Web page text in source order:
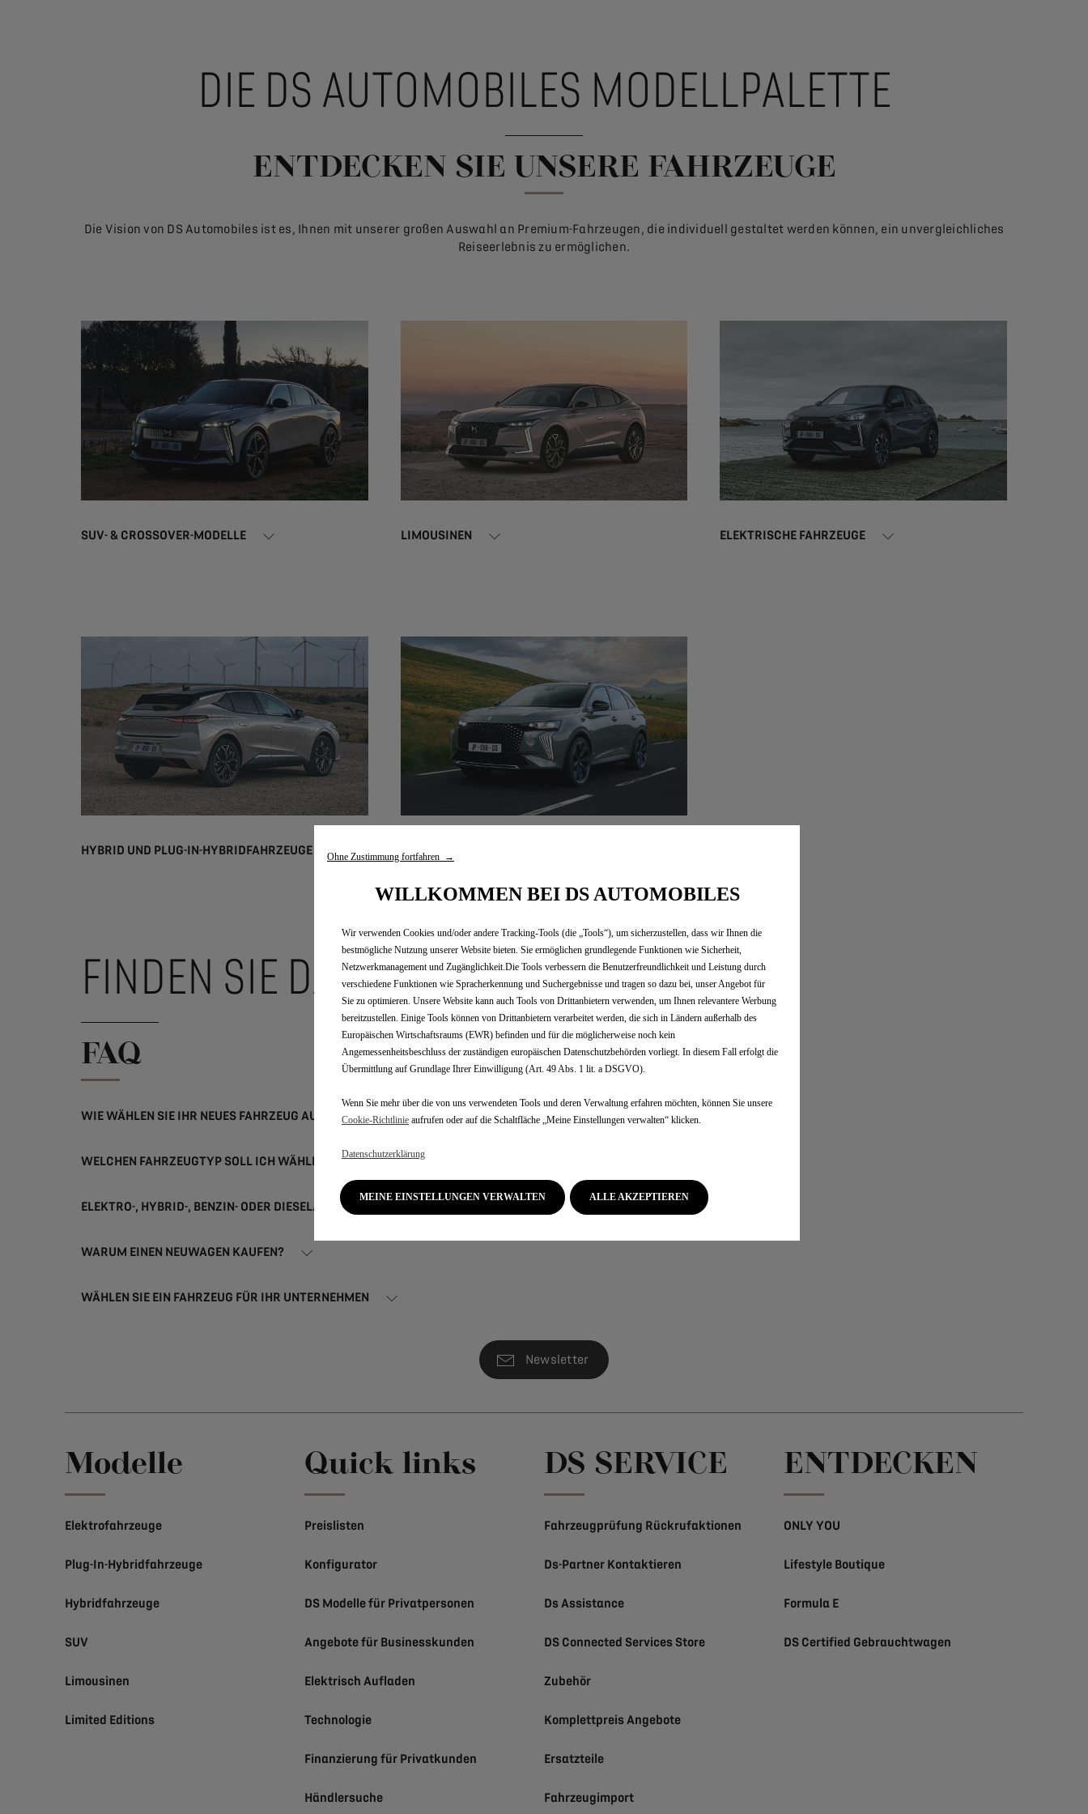
DIE DS AUTOMOBILES MODELLPALETTE
ENTDECKEN SIE UNSERE FAHRZEUGE
Die Vision von DS Automobiles ist es, Ihnen mit unserer großen Auswahl an Premium-Fahrzeugen, die individuell gestaltet werden können, ein unvergleichliches
Reiseerlebnis zu ermöglichen.
SUV- & CROSSOVER-MODELLE LIMOUSINEN ELEKTRISCHE FAHRZEUGE
HYBRID UND PLUG-IN-HYBRIDFAHRZEUGE BUSINESSKUNDEN
FINDEN SIE DAS RICHTIGE FAHRZEUG
FAQ
WIE WÄHLEN SIE IHR NEUES FAHRZEUG AUS?
WELCHEN FAHRZEUGTYP SOLL ICH WÄHLEN?
ELEKTRO-, HYBRID-, BENZIN- ODER DIESELANTRIEB: WELCHER ANTRIEB IST DER RICHTIGE FÜR MICH?
WARUM EINEN NEUWAGEN KAUFEN?
WÄHLEN SIE EIN FAHRZEUG FÜR IHR UNTERNEHMEN
Newsletter
Modelle
Elektrofahrzeuge
Plug-In-Hybridfahrzeuge
Hybridfahrzeuge
SUV
Limousinen
Limited Editions
Quick links
Preislisten
Konfigurator
DS Modelle für Privatpersonen
Angebote für Businesskunden
Elektrisch Aufladen
Technologie
Finanzierung für Privatkunden
Händlersuche
DS SERVICE
Fahrzeugprüfung Rückrufaktionen
Ds-Partner Kontaktieren
Ds Assistance
DS Connected Services Store
Zubehör
Komplettpreis Angebote
Ersatzteile
Fahrzeugimport
ENTDECKEN
ONLY YOU
Lifestyle Boutique
Formula E
DS Certified Gebrauchtwagen
Ohne Zustimmung fortfahren →
WILLKOMMEN BEI DS AUTOMOBILES
Wir verwenden Cookies und/oder andere Tracking-Tools (die „Tools“), um sicherzustellen, dass wir Ihnen die
bestmögliche Nutzung unserer Website bieten. Sie ermöglichen grundlegende Funktionen wie Sicherheit,
Netzwerkmanagement und Zugänglichkeit.Die Tools verbessern die Benutzerfreundlichkeit und Leistung durch
verschiedene Funktionen wie Spracherkennung und Suchergebnisse und tragen so dazu bei, unser Angebot für
Sie zu optimieren. Unsere Website kann auch Tools von Drittanbietern verwenden, um Ihnen relevantere Werbung
bereitzustellen. Einige Tools können von Drittanbietern verarbeitet werden, die sich in Ländern außerhalb des
Europäischen Wirtschaftsraums (EWR) befinden und für die möglicherweise noch kein
Angemessenheitsbeschluss der zuständigen europäischen Datenschutzbehörden vorliegt. In diesem Fall erfolgt die
Übermittlung auf Grundlage Ihrer Einwilligung (Art. 49 Abs. 1 lit. a DSGVO).
Wenn Sie mehr über die von uns verwendeten Tools und deren Verwaltung erfahren möchten, können Sie unsere
Cookie‑Richtlinie aufrufen oder auf die Schaltfläche „Meine Einstellungen verwalten“ klicken.
Datenschutzerklärung
MEINE EINSTELLUNGEN VERWALTEN ALLE AKZEPTIEREN